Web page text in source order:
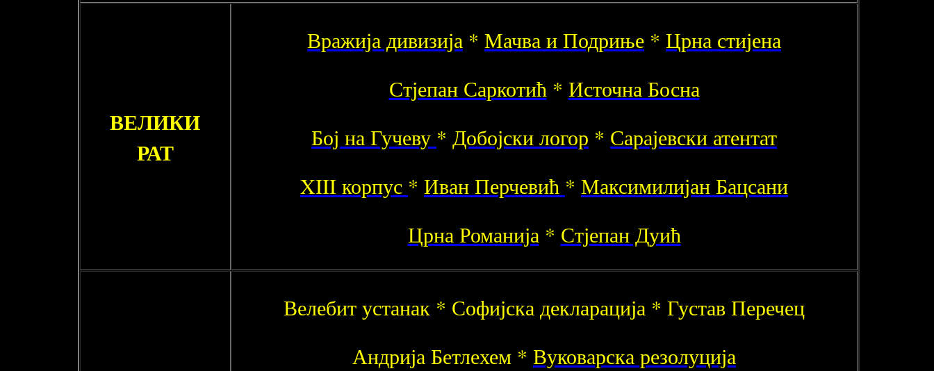
ВЕЛИКИ
РАТ
Вражија дивизија * Мачва и Подриње * Црна стијена
Стјепан Саркотић* Источна Босна
Бој на Гучеву * Добојски логор * Сарајевски атентат
XIII корпус * Иван Перчевић * Максимилијан Бацсани
Црна Романија* Стјепан Дуић
Велебит устанак * Софијска декларација * Густав Перечец
Андрија Бетлехем * Вуковарска резолуција